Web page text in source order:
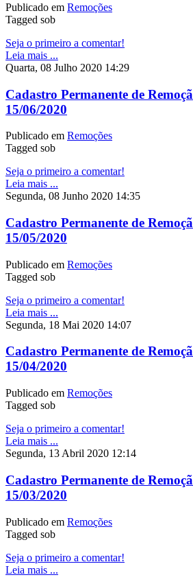
Publicado em Remoções
Tagged sob
Seja o primeiro a comentar!
Leia mais ...
Quarta, 08 Julho 2020 14:29
Cadastro Permanente de
15/06/2020
Publicado em Remoções
Tagged sob
Seja o primeiro a comentar!
Leia mais ...
Segunda, 08 Junho 2020 14:35
Cadastro Permanente de
15/05/2020
Publicado em Remoções
Tagged sob
Seja o primeiro a comentar!
Leia mais ...
Segunda, 18 Mai 2020 14:07
Cadastro Permanente de
15/04/2020
Publicado em Remoções
Tagged sob
Seja o primeiro a comentar!
Leia mais ...
Segunda, 13 Abril 2020 12:14
Cadastro Permanente de
15/03/2020
Publicado em Remoções
Tagged sob
Seja o primeiro a comentar!
Leia mais ...